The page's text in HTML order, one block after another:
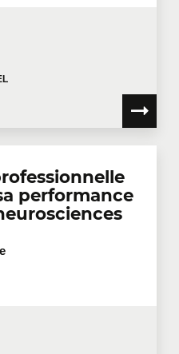
performance